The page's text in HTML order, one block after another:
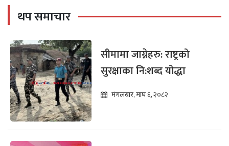
थप समाचार
सीमामा जाग्नेहरु: राष्ट्रको
सुरक्षाका नि:शब्द योद्धा
मंगलबार, माघ ६, २०८२